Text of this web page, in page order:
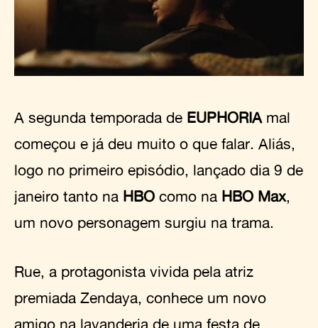
A segunda temporada de EUPHORIA mal
começou e já deu muito o que falar. Aliás,
logo no primeiro episódio, lançado dia 9 de
janeiro tanto na HBO como na HBO Max,
um novo personagem surgiu na trama.
Rue, a protagonista vivida pela atriz
premiada Zendaya, conhece um novo
amigo na lavanderia de uma festa de